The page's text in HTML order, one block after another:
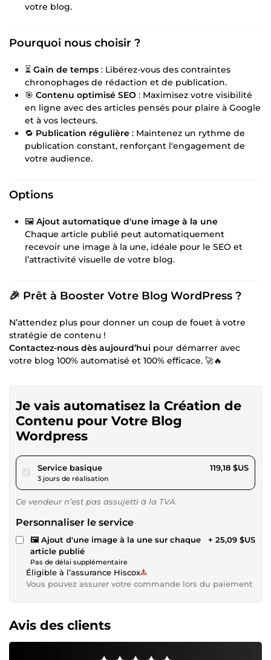
votre blog.
Pourquoi nous choisir ?
⏳ Gain de temps : Libérez-vous des contraintes
chronophages de rédaction et de publication.
🎯 Contenu optimisé SEO : Maximisez votre visibilité
en ligne avec des articles pensés pour plaire à Google
et à vos lecteurs.
🔁 Publication régulière : Maintenez un rythme de
publication constant, renforçant l'engagement de
votre audience.
Options
🖼 Ajout automatique d'une image à la une
Chaque article publié peut automatiquement
recevoir une image à la une, idéale pour le SEO et
l’attractivité visuelle de votre blog.
🎉 Prêt à Booster Votre Blog WordPress ?
N’attendez plus pour donner un coup de fouet à votre
stratégie de contenu !
Contactez-nous dès aujourd’hui pour démarrer avec
votre blog 100% automatisé et 100% efficace. 🚀🔥
Je vais automatisez la Création de
Contenu pour Votre Blog
Wordpress
Service basiquepour 109,84 $US
3 jours de réalisation
119,18 $US
Ce vendeur n’est pas assujetti à la TVA.
Personnaliser le service
🖼 Ajout d'une image à la une sur chaque
article publié
Pas de délai supplémentaire
+ 25,09 $US
Éligible à l’assurance Hiscox
Vous pouvez assurer votre commande lors du paiement
Avis des clients